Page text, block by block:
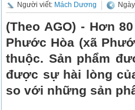
Người viết: Mách Dương
(Theo AGO) - Hơn
Phước Hòa (xã
thuộc. Sản phẩm
được sự hài lòng
so với những sản